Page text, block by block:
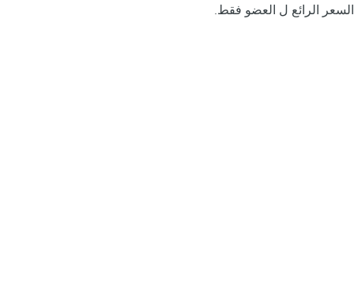
السعر الرائع ل العضو فقط.